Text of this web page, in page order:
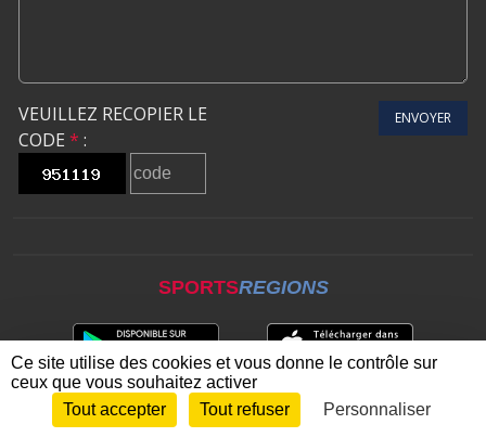
VEUILLEZ RECOPIER LE
CODE * :
ENVOYER
SPORTSREGIONS
Envie de participer ? CONNEXION
Ce site utilise des cookies et vous donne le contrôle sur
ceux que vous souhaitez activer
Tout accepter
Tout refuser Personnaliser